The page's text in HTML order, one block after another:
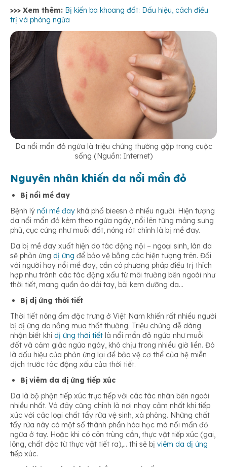
>>> Xem thêm: Bị kiến ba khoang đốt: Dấu hiệu, cách điều
trị và phòng ngừa
Da nổi mẩn đỏ ngứa là triệu chứng thường gặp trong cuộc
sống (Nguồn: Internet)
Nguyên nhân khiến da nổi mẩn đỏ
Bị nổi mề đay
Bệnh lý nổi mề đay khá phổ bieesn ở nhiều người. Hiện tượng
da nổi mẩn đỏ kèm theo ngứa ngáy, nổi lên từng mảng sưng
phù, cục cứng như muỗi đốt, nóng rát chính là bị mề đay.
Da bị mề đay xuất hiện do tác động nội – ngoại sinh, làn da
sẽ phản ứng dị ứng để bảo vệ bằng các hiện tượng trên. Đối
với người hay nổi mề đay, cần có phương pháp điều trị thích
hợp như tránh các tác động xấu từ môi trường bên ngoài như
thời tiết, mang quần áo dài tay, bôi kem dưỡng da…
Bị dị ứng thời tiết
Thời tiết nóng ẩm đặc trưng ở Việt Nam khiến rất nhiều người
bị dị ứng do nắng mưa thất thường. Triệu chứng dễ dàng
nhận biết khi dị ứng thời tiết là nổi mẩn đỏ ngứa như muỗi
đốt và cảm giác ngứa ngáy, khó chịu trong nhiều giờ liền. Đó
là dấu hiệu của phản ứng lại để bảo vệ cơ thể của hệ miễn
dịch trước tác động xấu của thời tiết.
Bị viêm da dị ứng tiếp xúc
Da là bộ phận tiếp xúc trực tiếp với các tác nhân bên ngoài
nhiều nhất. Và đây cũng chính là nơi nhạy cảm nhất khi tiếp
xúc với các loại chất tẩy rửa vệ sinh, xà phòng. Những chất
tẩy rửa này có một số thành phần hóa học mà nổi mẩn đỏ
ngứa ở tay. Hoặc khi có côn trùng cắn, thực vật tiếp xúc (gai,
lông, chất độc từ thực vật tiết ra),… thì sẽ bị viêm da dị ứng
tiếp xúc.